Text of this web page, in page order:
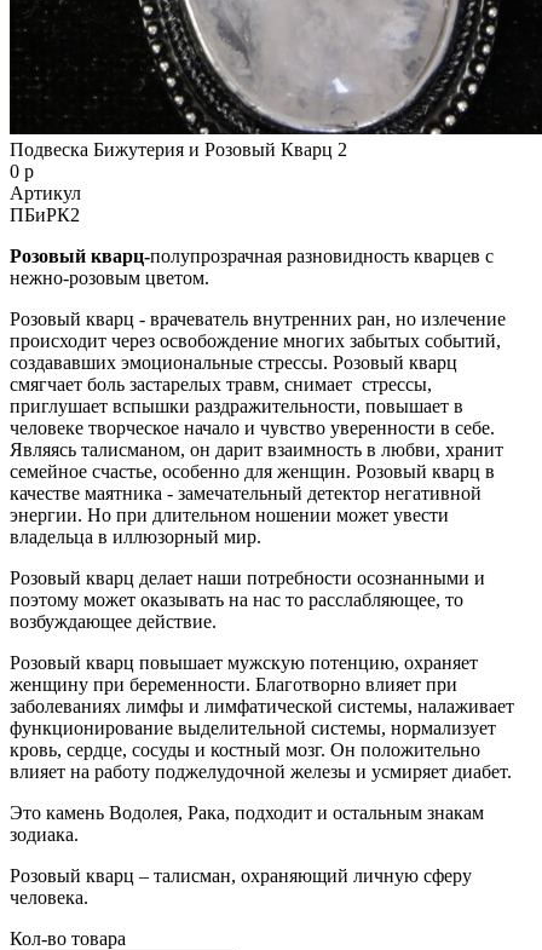
Подвеска Бижутерия и Розовый Кварц 2
0 р
Артикул
ПБиРК2
Розовый кварц-полупрозрачная разновидность кварцев с
нежно-розовым цветом.
Розовый кварц - врачеватель внутренних ран, но излечение
происходит через освобождение многих забытых событий,
создававших эмоциональные стрессы. Розовый кварц
смягчает боль застарелых травм, снимает стрессы,
приглушает вспышки раздражительности, повышает в
человеке творческое начало и чувство уверенности в себе.
Являясь талисманом, он дарит взаимность в любви, хранит
семейное счастье, особенно для женщин. Розовый кварц в
качестве маятника - замечательный детектор негативной
энергии. Но при длительном ношении может увести
владельца в иллюзорный мир.
Розовый кварц делает наши потребности осознанными и
поэтому может оказывать на нас то расслабляющее, то
возбуждающее действие.
Розовый кварц повышает мужскую потенцию, охраняет
женщину при беременности. Благотворно влияет при
заболеваниях лимфы и лимфатической системы, налаживает
функционирование выделительной системы, нормализует
кровь, сердце, сосуды и костный мозг. Он положительно
влияет на работу поджелудочной железы и усмиряет диабет.
Это камень Водолея, Рака, подходит и остальным знакам
зодиака.
Розовый кварц – талисман, охраняющий личную сферу
человека.
Кол-во товара